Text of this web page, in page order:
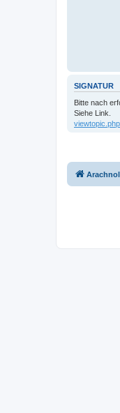
SIGNATUR
Bitte nach
Siehe Link.